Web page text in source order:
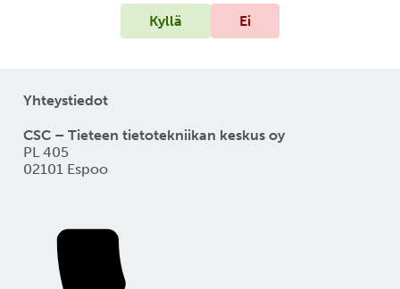
Kyllä
Ei
Yhteystiedot
CSC – Tieteen tietotekniikan keskus oy
PL 405
02101 Espoo